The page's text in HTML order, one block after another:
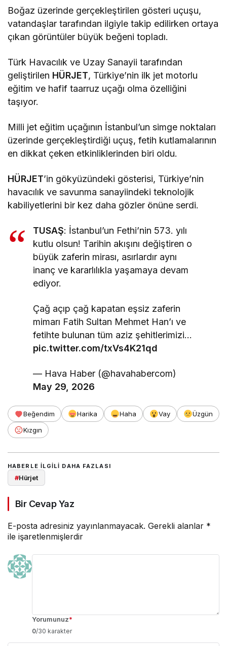
Boğaz üzerinde gerçekleştirilen gösteri uçuşu,
vatandaşlar tarafından ilgiyle takip edilirken ortaya
çıkan görüntüler büyük beğeni topladı.
Türk Havacılık ve Uzay Sanayii tarafından
geliştirilen HÜRJET, Türkiye’nin ilk jet motorlu
eğitim ve hafif taarruz uçağı olma özelliğini
taşıyor.
Milli jet eğitim uçağının İstanbul’un simge noktaları
üzerinde gerçekleştirdiği uçuş, fetih kutlamalarının
en dikkat çeken etkinliklerinden biri oldu.
HÜRJET’in gökyüzündeki gösterisi, Türkiye’nin
havacılık ve savunma sanayiindeki teknolojik
kabiliyetlerini bir kez daha gözler önüne serdi.
TUSAŞ: İstanbul’un Fethi’nin 573. yılı
kutlu olsun! Tarihin akışını değiştiren o
büyük zaferin mirası, asırlardır aynı
inanç ve kararlılıkla yaşamaya devam
ediyor.
Çağ açıp çağ kapatan eşsiz zaferin
mimarı Fatih Sultan Mehmet Han’ı ve
fetihte bulunan tüm aziz şehitlerimizi…
pic.twitter.com/txVs4K21qd
— Hava Haber (@havahabercom)
May 29, 2026
Beğendim Harika Haha Vay
Üzgün
Kızgın
HABERLE ILGILI DAHA FAZLASI
#Hürjet
Bir Cevap Yaz
E-posta adresiniz yayınlanmayacak. Gerekli alanlar *
ile işaretlenmişlerdir
Yorumunuz*
0/30 karakter